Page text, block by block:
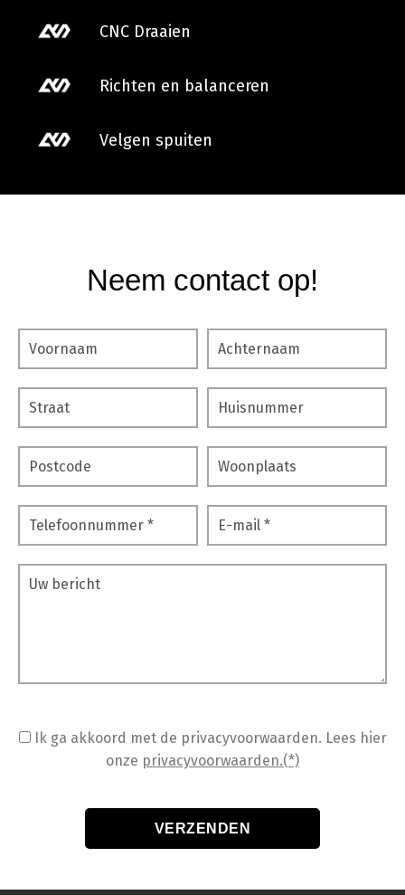
CNC Draaien
Richten en balanceren
Velgen spuiten
Neem contact op!
Ik ga akkoord met de privacyvoorwaarden. Lees hier
onze privacyvoorwaarden.(*)